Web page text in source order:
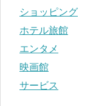
ショッピング
ホテル旅館
エンタメ
映画館
サービス